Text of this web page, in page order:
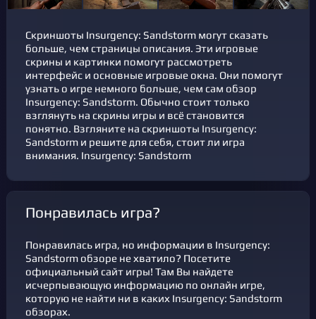
Скриншоты Insurgency: Sandstorm могут сказать
больше, чем страницы описания. Эти игровые
скрины и картинки помогут рассмотреть
интерфейс и основные игровые окна. Они помогут
узнать о игре немного больше, чем сам обзор
Insurgency: Sandstorm. Обычно стоит только
взглянуть на скрины игры и всё становится
понятно. Взгляните на скриншоты Insurgency:
Sandstorm и решите для себя, стоит ли игра
внимания. Insurgency: Sandstorm
Понравилась игра?
Понравилась игра, но информации в Insurgency:
Sandstorm обзоре не хватило? Посетите
официальный сайт игры! Там Вы найдете
исчерпывающую информацию по онлайн игре,
которую не найти ни в каких Insurgency: Sandstorm
обзорах.